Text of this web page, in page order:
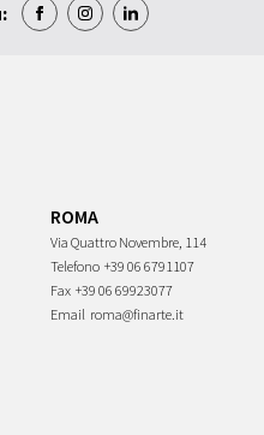
ROMA
Via Quattro Novembre, 114
Telefono +39 06 6791107
Fax +39 06 69923077
Email roma@finarte.it